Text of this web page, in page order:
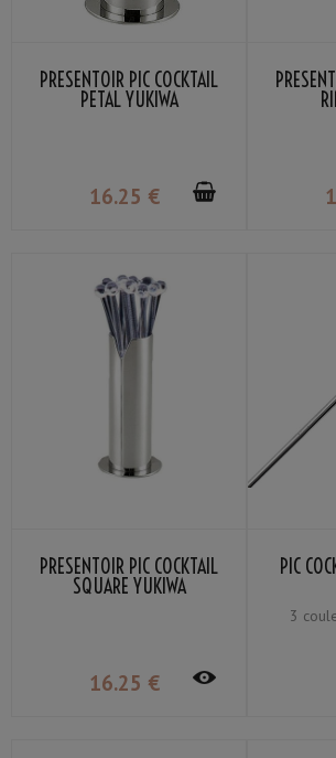
PRÉSENTOIR PIC COCKTAIL
PETAL YUKIWA
16.25 €
PRÉSENTOIR PIC COCKTAIL
SQUARE YUKIWA
16.25 €
PIC
3